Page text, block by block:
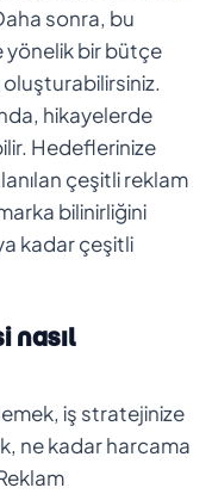
sonra, bu
yönelik bir bütçe
oluşturabilirsiniz.
hikayelerde
Hedeflerinize
çeşitli reklam
bilinirliğini
kadar çeşitli
nasıl
iş stratejinize
ne kadar harcama